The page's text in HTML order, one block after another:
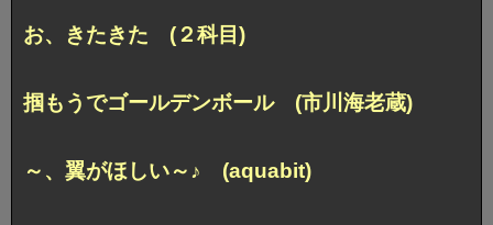
お、きたきた (２科目)
掴もうでゴールデンボール (市川海老蔵)
～、翼がほしい～♪ (aquabit)